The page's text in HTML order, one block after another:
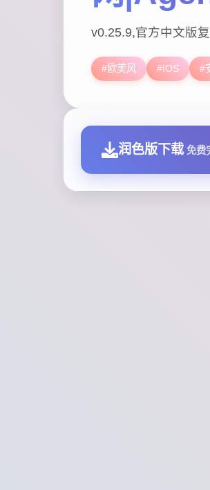
v0.25.9,官方中文版复
#欧美风 #IOS #
润色版下载 免费